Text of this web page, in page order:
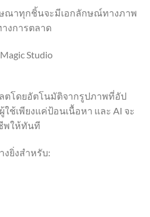
ณาทุกชิ้นจะมีเอกลักษณ์ทางภาพ
งการตลาด
Studio
ลตโดยอัตโนมัติจากรูปภาพที่อัป
ช้เพียงแค่ป้อนเนื้อหา และ AI จะ
พให้ทันที
ยิ่งสำหรับ: